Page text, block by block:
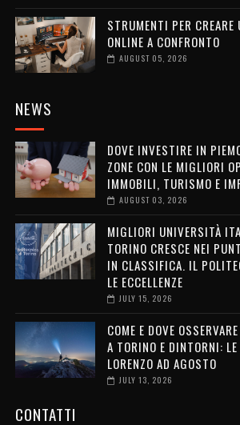
STRUMENTI PER CREARE
ONLINE A CONFRONTO
AUGUST 05, 2026
NEWS
DOVE INVESTIRE IN
ZONE CON LE MIGLIORI
IMMOBILI, TURISMO E
AUGUST 03, 2026
MIGLIORI UNIVERSITÀ
TORINO CRESCE NEI
IN CLASSIFICA. IL
LE ECCELLENZE
JULY 15, 2026
COME E DOVE
A TORINO E DINTORNI:
LORENZO AD AGOSTO
JULY 13, 2026
CONTATTI